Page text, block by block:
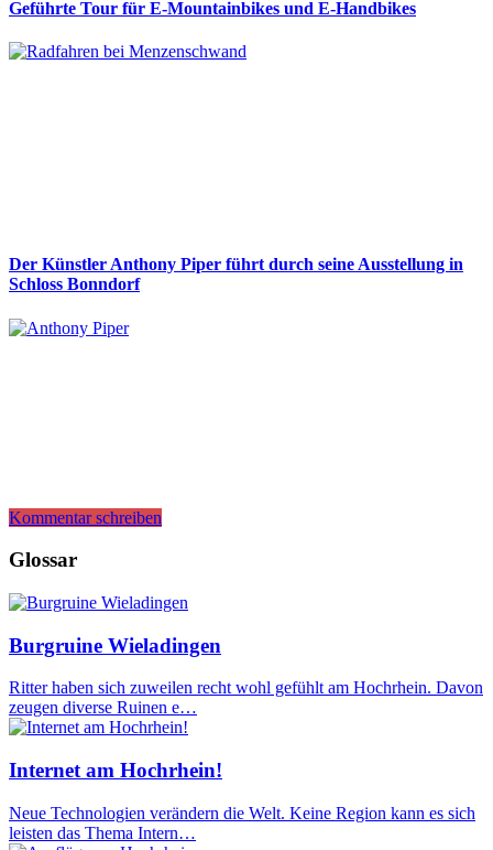
Geführte Tour für E-Mountainbikes und E-Handbikes
Der Künstler Anthony Piper führt durch seine Ausstellung in
Schloss Bonndorf
Kommentar schreiben
Glossar
Burgruine Wieladingen
Ritter haben sich zuweilen recht wohl gefühlt am Hochrhein. Davon
zeugen diverse Ruinen e…
Internet am Hochrhein!
Neue Technologien verändern die Welt. Keine Region kann es sich
leisten das Thema Intern…